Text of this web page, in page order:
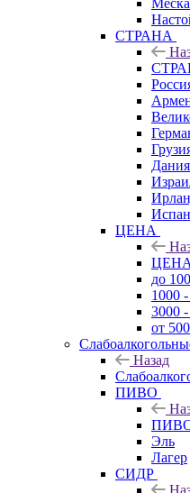
СТРАНА
Дания
ЦЕНА
ЦЕНА
до
1000
3000
от
Назад
ПИВО
Эль
Лагер
СИДР